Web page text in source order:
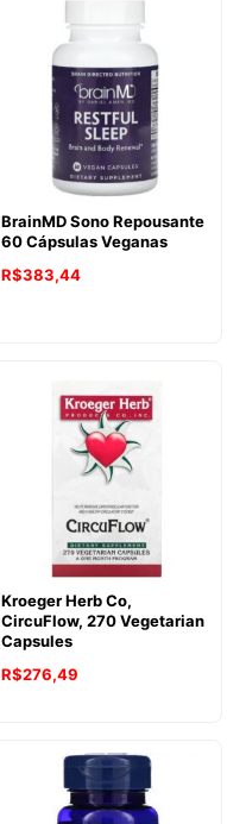
BrainMD Sono Repousante
60 Cápsulas Veganas
R$383,44
Kroeger Herb Co,
CircuFlow, 270 Vegetarian
Capsules
R$276,49